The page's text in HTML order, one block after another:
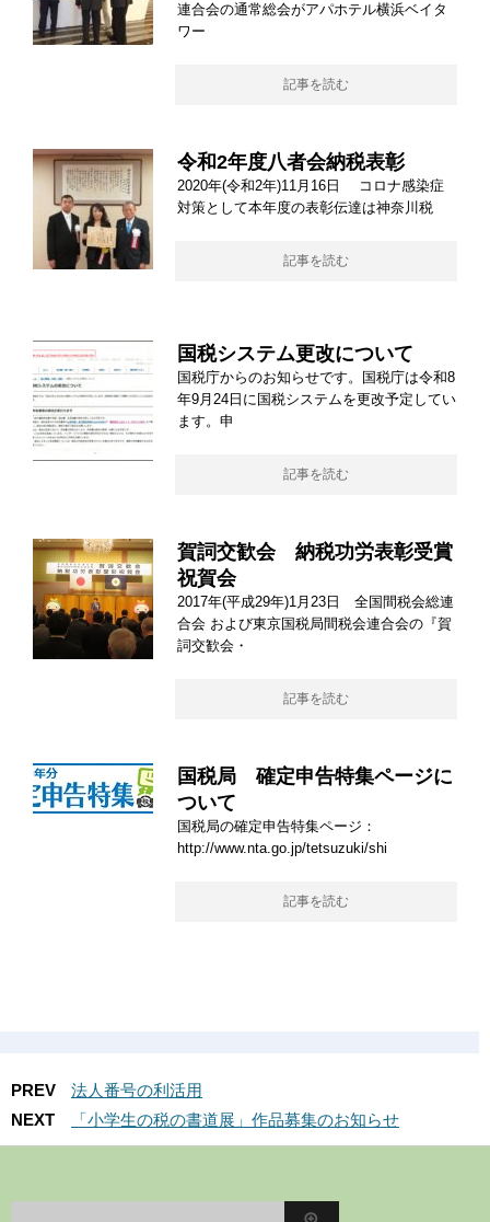
連合会の通常総会がアパホテル横浜ベイタ
ワー
記事を読む
令和2年度八者会納税表彰
2020年(令和2年)11月16日 コロナ感染症
対策として本年度の表彰伝達は神奈川税
記事を読む
国税システム更改について
国税庁からのお知らせです。国税庁は令和8
年9月24日に国税システムを更改予定してい
ます。申
記事を読む
賀詞交歓会 納税功労表彰受賞
祝賀会
2017年(平成29年)1月23日 全国間税会総連
合会 および東京国税局間税会連合会の『賀
詞交歓会・
記事を読む
国税局 確定申告特集ページに
ついて
国税局の確定申告特集ページ：
http://www.nta.go.jp/tetsuzuki/shi
記事を読む
PREV
法人番号の利活用
NEXT
「小学生の税の書道展」作品募集のお知らせ